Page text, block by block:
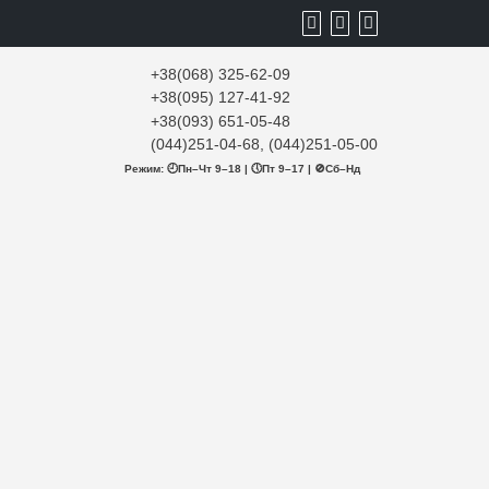
+38(068) 325-62-09
+38(095) 127-41-92
+38(093) 651-05-48
(044)251-04-68, (044)251-05-00
Режим: 🕘Пн–Чт 9–18 | 🕔Пт 9–17 | 🚫Сб–Нд